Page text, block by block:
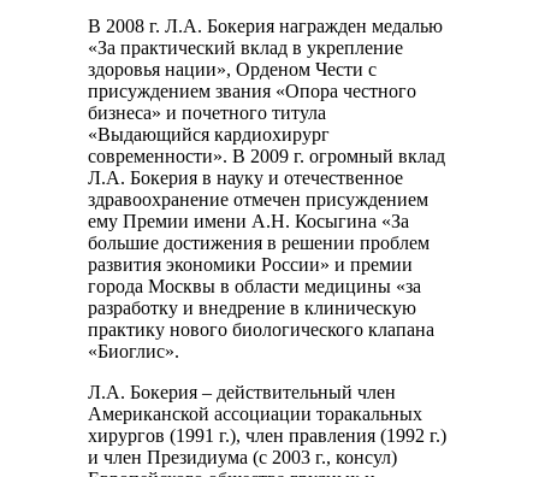
В 2008 г. Л.А. Бокерия награжден медалью
«За практический вклад в укрепление
здоровья нации», Орденом Чести с
присуждением звания «Опора честного
бизнеса» и почетного титула
«Выдающийся кардиохирург
современности». В 2009 г. огромный вклад
Л.А. Бокерия в науку и отечественное
здравоохранение отмечен присуждением
ему Премии имени А.Н. Косыгина «За
большие достижения в решении проблем
развития экономики России» и премии
города Москвы в области медицины «за
разработку и внедрение в клиническую
практику нового биологического клапана
«Биоглис».
Л.А. Бокерия – действительный член
Американской ассоциации торакальных
хирургов (1991 г.), член правления (1992 г.)
и член Президиума (с 2003 г., консул)